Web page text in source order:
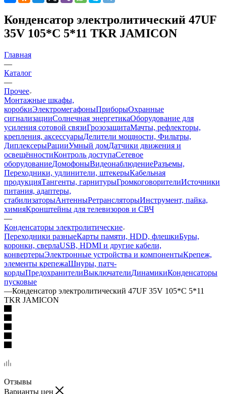
Конденсатор электролитический 47UF
35V 105*C 5*11 TKR JAMICON
Главная
—
Каталог
—
Прочее
Монтажные шкафы,
коробкиЭлектромегафоныПриборыОхранные
сигнализацииСолнечная энергетикаОборудование для
усиления сотовой связиГрозозащитаМачты, рефлекторы,
крепления, аксессуарыДелители мощности, Фильтры,
ДиплексерыРацииУмный домДатчики движения и
освещённостиКонтроль доступаСетевое
оборудованиеДомофоныВидеонаблюдениеРазъемы,
Переходники, удлинители, штекерыКабельная
продукцияТангенты, гарнитурыГромкоговорителиИсточники
питания, адаптеры,
стабилизаторыАнтенныРетрансляторыИнструмент, пайка,
химияКронштейны для телевизоров и СВЧ
—
Конденсаторы электролитические
Переходники разныеКарты памяти, HDD, флешкиБуры,
коронки, сверлаUSB, HDMI и другие кабели,
конвертерыЭлектронные устройства и компонентыКрепеж,
элементы крепежаШнуры, патч-
кордыПредохранителиВыключателиДинамикиКонденсаторы
пусковые
—Конденсатор электролитический 47UF 35V 105*C 5*11
TKR JAMICON
Отзывы
Варианты цен